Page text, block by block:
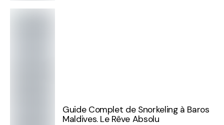
Guide Complet de Snorkeling à Baros
Maldives. Le Rêve Absolu